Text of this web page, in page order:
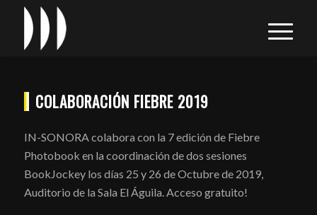
COLABORACIÓN FIEBRE 2019
IN-SONORA colabora con la 7 edición de Fiebre
Photobook en la coordinación de dos sesiones
BookJockey los días 25 y 26 de Octubre de 2019,
Auditorio de la Sala El Águila. Acceso gratuito!